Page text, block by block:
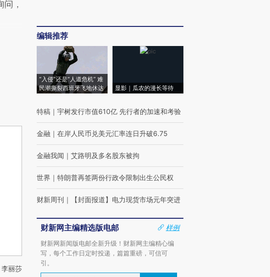
，
丽莎
编辑推荐
“入侵”还是“人道危机” 难
民潮撕裂西班牙飞地休达
显影｜瓜农的漫长等待
特稿 ｜ 宇树发行市值610亿 先行者的加速和考验
金融 ｜ 在岸人民币兑美元汇率连日升破6.75
金融我闻 ｜ 艾路明及多名股东被拘
世界 ｜ 特朗普再签两份行政令限制出生公民权
财新周刊 ｜ 【封面报道】电力现货市场元年突进
财新网主编精选版电邮
样例
财新网新闻版电邮全新升级！财新网主编精心编
写，每个工作日定时投递，篇篇重磅，可信可
引。